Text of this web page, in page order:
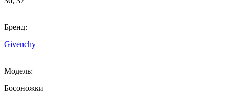
Бренд:
Givenchy
Модель:
Босоножки